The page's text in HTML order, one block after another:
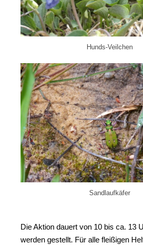
Hunds-Veil­chen
Sand­lauf­kä­fer
Die Akti­on dau­ert von 10 bis ca. 13
wer­den gestellt. Für alle flei­ßi­gen